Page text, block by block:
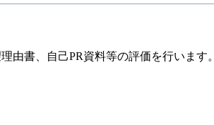
由書、自己PR資料等の評価を行います。